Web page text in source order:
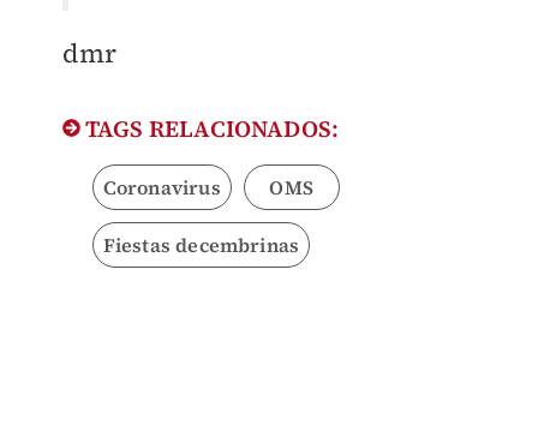
dmr
TAGS RELACIONADOS:
Coronavirus OMS
Fiestas decembrinas